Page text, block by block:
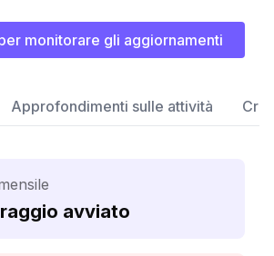
monitorare gli aggiornamenti
Approfondimenti sulle attività
avviato